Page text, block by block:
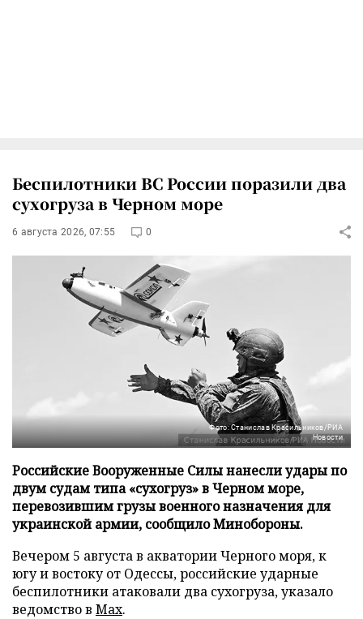
Беспилотники ВС России поразили два
сухогруза в Черном море
6 августа 2026, 07:55 0
Фото: Станислав Красильников/РИА
Новости
Российские Вооруженные Силы нанесли удары по
двум судам типа «сухогруз» в Черном море,
перевозившим грузы военного назначения для
украинской армии, сообщило Минобороны.
Вечером 5 августа в акватории Черного моря, к
югу и востоку от Одессы, российские ударные
беспилотники атаковали два сухогруза, указало
ведомство в Max.